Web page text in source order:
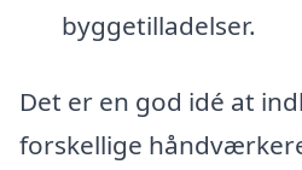
byggetilladelser.
Det er en god idé at
forskellige